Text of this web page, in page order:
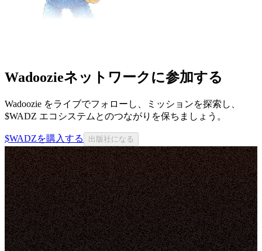
Wadoozieネットワークに参加する
Wadoozie をライブでフォローし、ミッションを探索し、
$WADZ エコシステムとのつながりを保ちましょう。
$WADZを購入する 出版社になる